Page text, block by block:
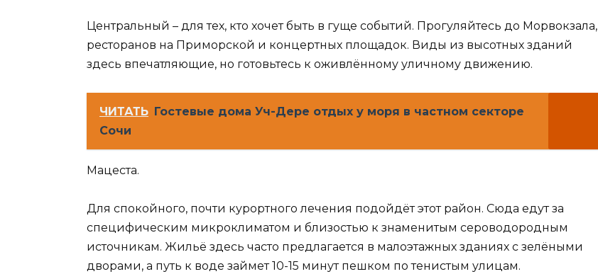
Центральный – для тех, кто хочет быть в гуще событий. Прогуляйтесь до Морвокзала,
ресторанов на Приморской и концертных площадок. Виды из высотных зданий
здесь впечатляющие, но готовьтесь к оживлённому уличному движению.
ЧИТАТЬ Гостевые дома Уч-Дере отдых у моря в частном секторе
Сочи
Мацеста.
Для спокойного, почти курортного лечения подойдёт этот район. Сюда едут за
специфическим микроклиматом и близостью к знаменитым сероводородным
источникам. Жильё здесь часто предлагается в малоэтажных зданиях с зелёными
дворами, а путь к воде займет 10-15 минут пешком по тенистым улицам.